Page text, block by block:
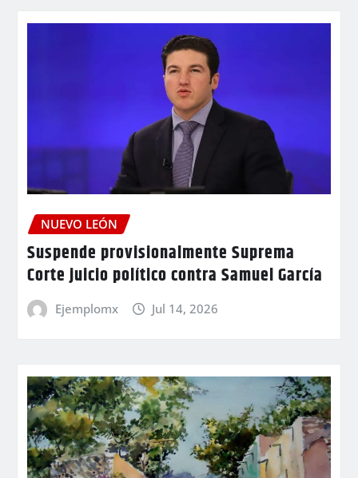
NUEVO LEÓN
Suspende provisionalmente Suprema
Corte juicio político contra Samuel García
Ejemplomx Jul 14, 2026